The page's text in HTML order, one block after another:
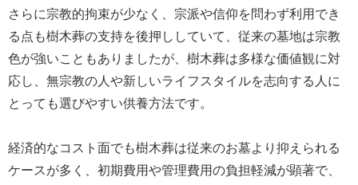
さらに宗教的拘束が少なく、宗派や信仰を問わず利用でき
る点も樹木葬の支持を後押ししていて、従来の墓地は宗教
色が強いこともありましたが、樹木葬は多様な価値観に対
応し、無宗教の人や新しいライフスタイルを志向する人に
とっても選びやすい供養方法です。
経済的なコスト面でも樹木葬は従来のお墓より抑えられる
ケースが多く、初期費用や管理費用の負担軽減が顕著で、